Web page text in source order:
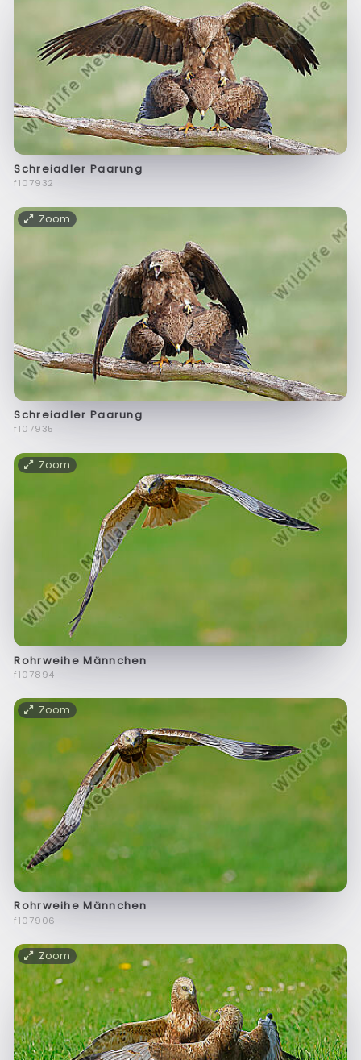
Schreiadler Paarung
f107932
Zoom
Schreiadler Paarung
f107935
Zoom
Rohrweihe Männchen
f107894
Zoom
Rohrweihe Männchen
f107906
Zoom